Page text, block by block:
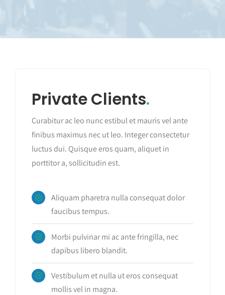
Private Clients.
Curabitur ac leo nunc estibul et mauris vel ante
finibus maximus nec ut leo. Integer consectetur
luctus dui. Quisque eros quam, aliquet in
porttitor a, sollicitudin est.
Aliquam pharetra nulla consequat dolor
faucibus tempus.
Morbi pulvinar mi ac ante fringilla, nec
dapibus libero blandit.
Vestibulum et nulla ut eros consequat
mollis vel in magna.